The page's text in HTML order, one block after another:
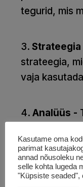
tegurid, mis
3. Strateegia
strateegia,
vaja
4. Analüüs -
heade
Google’is.
Kasutame oma
parimat
annad nõusoleku
selle kohta lugeda
"Küpsiste seaded",